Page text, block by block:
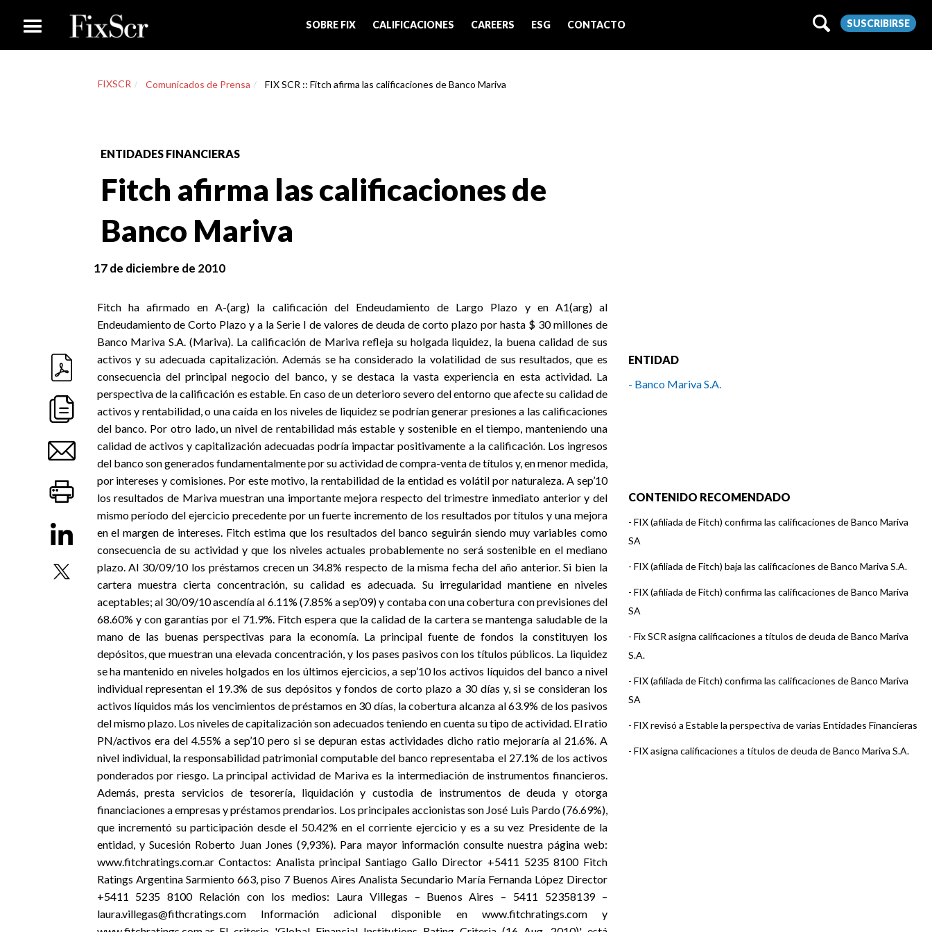
SOBRE FIX CALIFICACIONES CAREERS ESG CONTACTO SUSCRIBIRSE
FIXSCR Comunicados de Prensa FIX SCR :: Fitch afirma las calificaciones de Banco Mariva
ENTIDADES FINANCIERAS
Fitch afirma las calificaciones de
Banco Mariva
17 de diciembre de 2010
Fitch ha afirmado en A-(arg) la calificación del Endeudamiento de Largo Plazo y en A1(arg) al
Endeudamiento de Corto Plazo y a la Serie I de valores de deuda de corto plazo por hasta $ 30 millones de
Banco Mariva S.A. (Mariva). La calificación de Mariva refleja su holgada liquidez, la buena calidad de sus
activos y su adecuada capitalización. Además se ha considerado la volatilidad de sus resultados, que es
consecuencia del principal negocio del banco, y se destaca la vasta experiencia en esta actividad. La
perspectiva de la calificación es estable. En caso de un deterioro severo del entorno que afecte su calidad de
activos y rentabilidad, o una caída en los niveles de liquidez se podrían generar presiones a las calificaciones
del banco. Por otro lado, un nivel de rentabilidad más estable y sostenible en el tiempo, manteniendo una
calidad de activos y capitalización adecuadas podría impactar positivamente a la calificación. Los ingresos
del banco son generados fundamentalmente por su actividad de compra-venta de títulos y, en menor medida,
por intereses y comisiones. Por este motivo, la rentabilidad de la entidad es volátil por naturaleza. A sep’10
los resultados de Mariva muestran una importante mejora respecto del trimestre inmediato anterior y del
mismo período del ejercicio precedente por un fuerte incremento de los resultados por títulos y una mejora
en el margen de intereses. Fitch estima que los resultados del banco seguirán siendo muy variables como
consecuencia de su actividad y que los niveles actuales probablemente no será sostenible en el mediano
plazo. Al 30/09/10 los préstamos crecen un 34.8% respecto de la misma fecha del año anterior. Si bien la
cartera muestra cierta concentración, su calidad es adecuada. Su irregularidad mantiene en niveles
aceptables; al 30/09/10 ascendía al 6.11% (7.85% a sep’09) y contaba con una cobertura con previsiones del
68.60% y con garantías por el 71.9%. Fitch espera que la calidad de la cartera se mantenga saludable de la
mano de las buenas perspectivas para la economía. La principal fuente de fondos la constituyen los
depósitos, que muestran una elevada concentración, y los pases pasivos con los títulos públicos. La liquidez
se ha mantenido en niveles holgados en los últimos ejercicios, a sep’10 los activos líquidos del banco a nivel
individual representan el 19.3% de sus depósitos y fondos de corto plazo a 30 días y, si se consideran los
activos líquidos más los vencimientos de préstamos en 30 días, la cobertura alcanza al 63.9% de los pasivos
del mismo plazo. Los niveles de capitalización son adecuados teniendo en cuenta su tipo de actividad. El ratio
PN/activos era del 4.55% a sep’10 pero si se depuran estas actividades dicho ratio mejoraría al 21.6%. A
nivel individual, la responsabilidad patrimonial computable del banco representaba el 27.1% de los activos
ponderados por riesgo. La principal actividad de Mariva es la intermediación de instrumentos financieros.
Además, presta servicios de tesorería, liquidación y custodia de instrumentos de deuda y otorga
financiaciones a empresas y préstamos prendarios. Los principales accionistas son José Luis Pardo (76.69%),
que incrementó su participación desde el 50.42% en el corriente ejercicio y es a su vez Presidente de la
entidad, y Sucesión Roberto Juan Jones (9,93%). Para mayor información consulte nuestra página web:
www.fitchratings.com.ar Contactos: Analista principal Santiago Gallo Director +5411 5235 8100 Fitch
Ratings Argentina Sarmiento 663, piso 7 Buenos Aires Analista Secundario María Fernanda López Director
+5411 5235 8100 Relación con los medios: Laura Villegas – Buenos Aires – 5411 52358139 –
laura.villegas@fithcratings.com Información adicional disponible en www.fitchratings.com y
ENTIDAD
- Banco Mariva S.A.
CONTENIDO RECOMENDADO
- FIX (afiliada de Fitch) confirma las calificaciones de Banco Mariva
SA
- FIX (afiliada de Fitch) baja las calificaciones de Banco Mariva S.A.
- FIX (afiliada de Fitch) confirma las calificaciones de Banco Mariva
SA
- Fix SCR asigna calificaciones a títulos de deuda de Banco Mariva
S.A.
- FIX (afiliada de Fitch) confirma las calificaciones de Banco Mariva
SA
- FIX revisó a Estable la perspectiva de varias Entidades Financieras
- FIX asigna calificaciones a títulos de deuda de Banco Mariva S.A.